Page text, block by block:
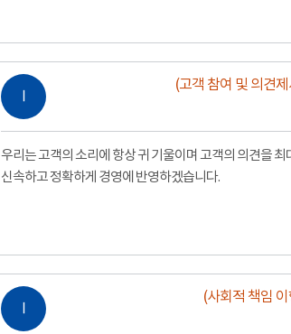
Ⅰ
(고객 참여 및 의견
우리는 고객의 소리에 항상 귀 기울이며 고객의 의견을 최
신속하고 정확하게 경영에 반영하겠습니다.
Ⅰ
(사회적 책임